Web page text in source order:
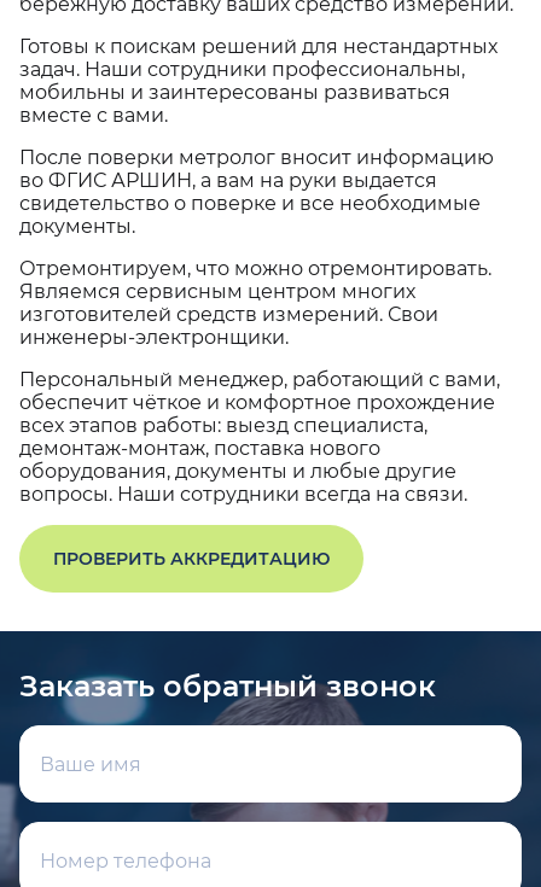
Готовы к поискам решений для нестандартных
задач. Наши сотрудники профессиональны,
мобильны и заинтересованы развиваться
вместе с вами.
После поверки метролог вносит информацию
во ФГИС АРШИН, а вам на руки выдается
свидетельство о поверке и все необходимые
документы.
Отремонтируем, что можно отремонтировать.
Являемся сервисным центром многих
изготовителей средств измерений. Свои
инженеры-электронщики.
Персональный менеджер, работающий с вами,
обеспечит чёткое и комфортное прохождение
всех этапов работы: выезд специалиста,
демонтаж-монтаж, поставка нового
оборудования, документы и любые другие
вопросы. Наши сотрудники всегда на связи.
ПРОВЕРИТЬ АККРЕДИТАЦИЮ
Заказать обратный звонок